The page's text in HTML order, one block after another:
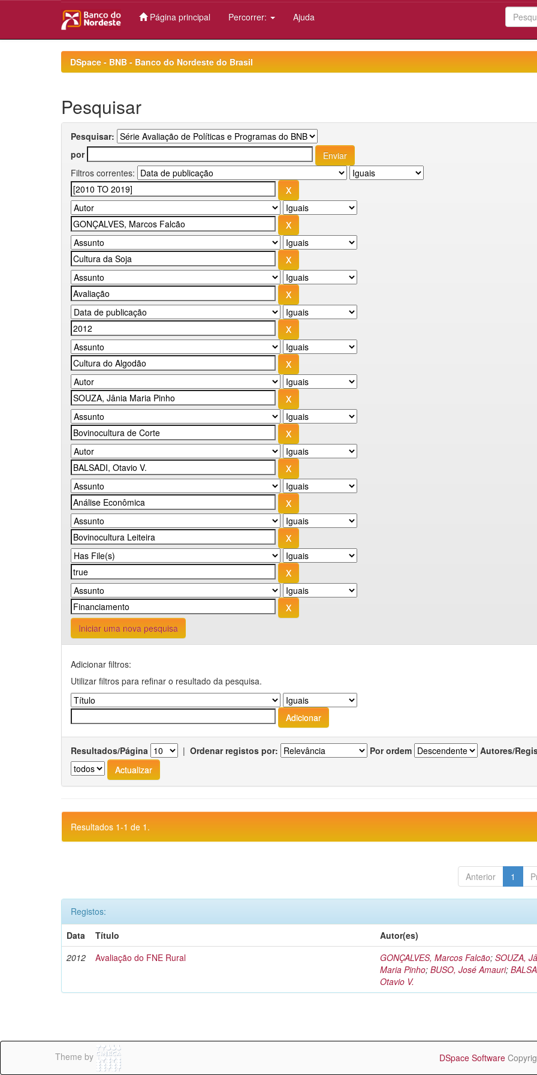
Página principal Percorrer: Ajuda
DSpace - BNB - Banco do Nordeste do Brasil
Pesquisar
Pesquisar:
por
Filtros correntes:
Iniciar uma nova pesquisa
Adicionar filtros:
Utilizar filtros para refinar o resultado da pesquisa.
Resultados/Página | Ordenar registos por: Por ordem Autores/
Resultados 1-1 de 1.
Anterior 1
Registos:
Data
Título
Autor(es)
2012
Avaliação do FNE Rural GONÇALVES, Marcos Falcão;SOUZA,
Maria Pinho;BUSO, José Amauri;
Otavio V.
Theme by DSpace Software